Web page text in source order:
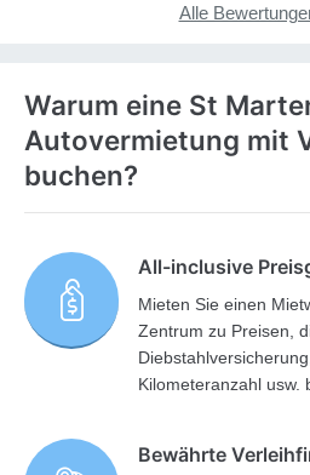
Alle
Warum eine St
Autovermietung mit
buchen?
All-inclusive
Mieten Sie einen
Zentrum zu Preisen,
Kilometeranzahl usw.
Bewährte